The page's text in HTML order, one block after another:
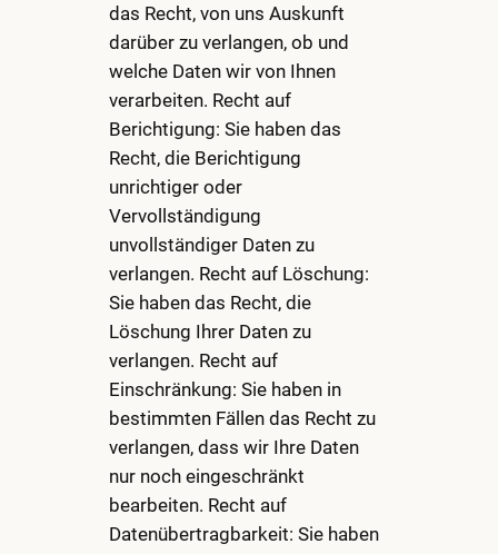
das Recht, von uns Auskunft
darüber zu verlangen, ob und
welche Daten wir von Ihnen
verarbeiten. Recht auf
Berichtigung: Sie haben das
Recht, die Berichtigung
unrichtiger oder
Vervollständigung
unvollständiger Daten zu
verlangen. Recht auf Löschung:
Sie haben das Recht, die
Löschung Ihrer Daten zu
verlangen. Recht auf
Einschränkung: Sie haben in
bestimmten Fällen das Recht zu
verlangen, dass wir Ihre Daten
nur noch eingeschränkt
bearbeiten. Recht auf
Datenübertragbarkeit: Sie haben